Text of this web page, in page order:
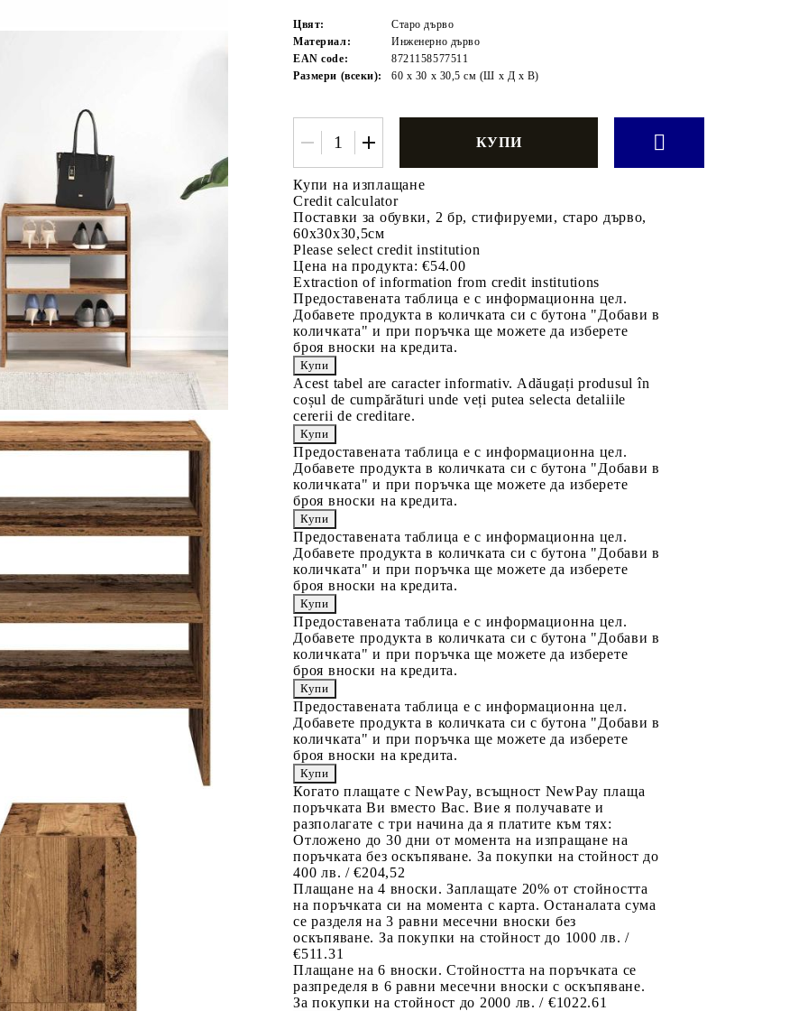
Цвят:
Старо дърво
Материал:
Инженерно дърво
EAN code:
8721158577511
Размери (всеки):
60 x 30 x 30,5 см (Ш x Д x В)
Купи на изплащане
Credit calculator
Поставки за обувки, 2 бр, стифируеми, старо дърво,
60x30x30,5см
Please select credit institution
Цена на продукта: €54.00
Extraction of information from credit institutions
Предоставената таблица е с информационна цел.
Добавете продукта в количката си с бутона "Добави в
количката" и при поръчка ще можете да изберете
броя вноски на кредита.
Acest tabel are caracter informativ. Adăugați produsul în
coșul de cumpărături unde veți putea selecta detaliile
cererii de creditare.
Предоставената таблица е с информационна цел.
Добавете продукта в количката си с бутона "Добави в
количката" и при поръчка ще можете да изберете
броя вноски на кредита.
Предоставената таблица е с информационна цел.
Добавете продукта в количката си с бутона "Добави в
количката" и при поръчка ще можете да изберете
броя вноски на кредита.
Предоставената таблица е с информационна цел.
Добавете продукта в количката си с бутона "Добави в
количката" и при поръчка ще можете да изберете
броя вноски на кредита.
Предоставената таблица е с информационна цел.
Добавете продукта в количката си с бутона "Добави в
количката" и при поръчка ще можете да изберете
броя вноски на кредита.
Когато плащате с NewPay, всъщност NewPay плаща
поръчката Ви вместо Вас. Вие я получавате и
разполагате с три начина да я платите към тях:
Отложено до 30 дни от момента на изпращане на
поръчката без оскъпяване. За покупки на стойност до
400 лв. / €204,52
Плащане на 4 вноски. Заплащате 20% от стойността
на поръчката си на момента с карта. Останалата сума
се разделя на 3 равни месечни вноски без
оскъпяване. За покупки на стойност до 1000 лв. /
€511.31
Плащане на 6 вноски. Стойността на поръчката се
разпределя в 6 равни месечни вноски с оскъпяване.
За покупки на стойност до 2000 лв. / €1022.61